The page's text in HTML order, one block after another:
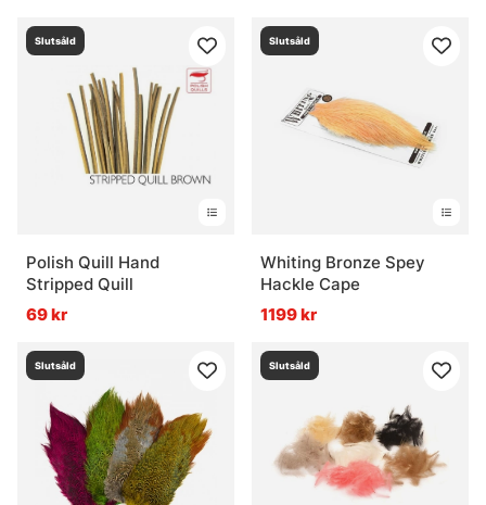
Slutsåld
Polish Quill Hand
Stripped Quill
69 kr
Slutsåld
Whiting Bronze Spey
Hackle Cape
1199 kr
Slutsåld Slutsåld